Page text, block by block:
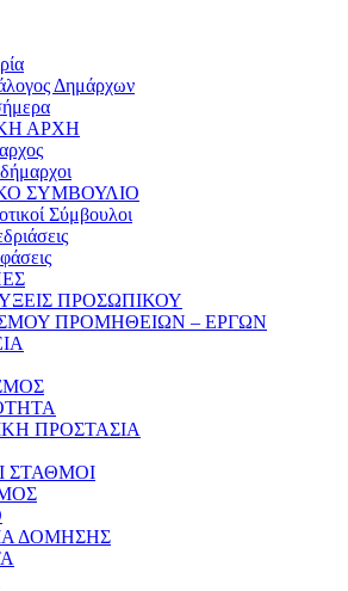
Δημάρχων
ΑΡΧΗ
ΣΥΜΒΟΥΛΙΟ
Σύμβουλοι
ΠΡΟΣΩΠΙΚΟΥ
ΠΡΟΜΗΘΕΙΩΝ – ΕΡΓΩΝ
ΠΡΟΣΤΑΣΙΑ
ΣΤΑΘΜΟΙ
ΔΟΜΗΣΗΣ